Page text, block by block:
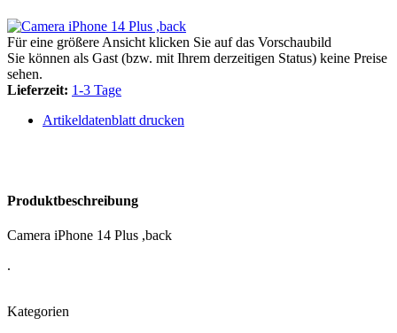
Für eine größere Ansicht klicken Sie auf das Vorschaubild
Sie können als Gast (bzw. mit Ihrem derzeitigen Status) keine Preise
sehen.
Lieferzeit: 1-3 Tage
Artikeldatenblatt drucken
Produktbeschreibung
Camera iPhone 14 Plus ,back
.
Kategorien